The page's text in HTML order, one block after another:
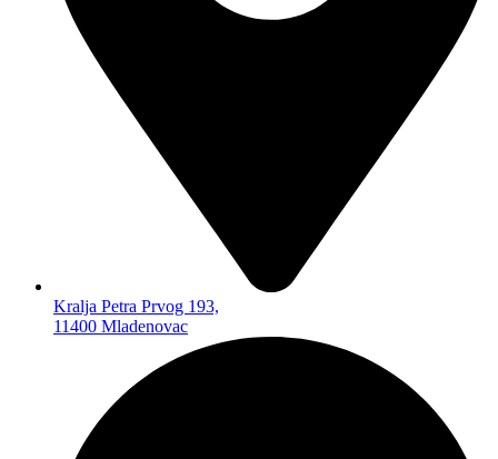
DŽOJSTICI
ČITAČI MEMO KARTICA
FLEŠEVI USB
FLEŠEVI ZA MOBILNE
TELEFONE
SPOLJNI HARD
AUTO PROGRAM
AUTO PLEJERI
AUTO ZVUČNICI
AUTO KAMERE
Kralja Petra Prvog 193,
11400 Mladenovac